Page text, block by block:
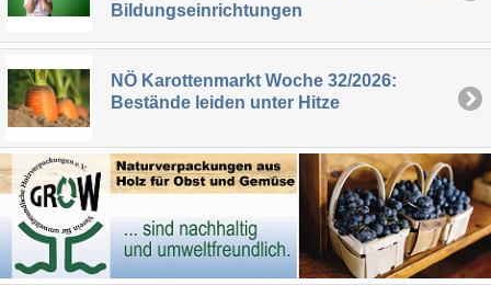
Bildungseinrichtungen
NÖ Karottenmarkt Woche 32/2026:
Bestände leiden unter Hitze